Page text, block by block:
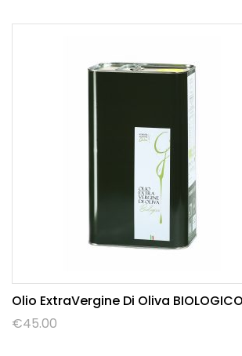
Olio ExtraVergine Di Oliva
€45.00